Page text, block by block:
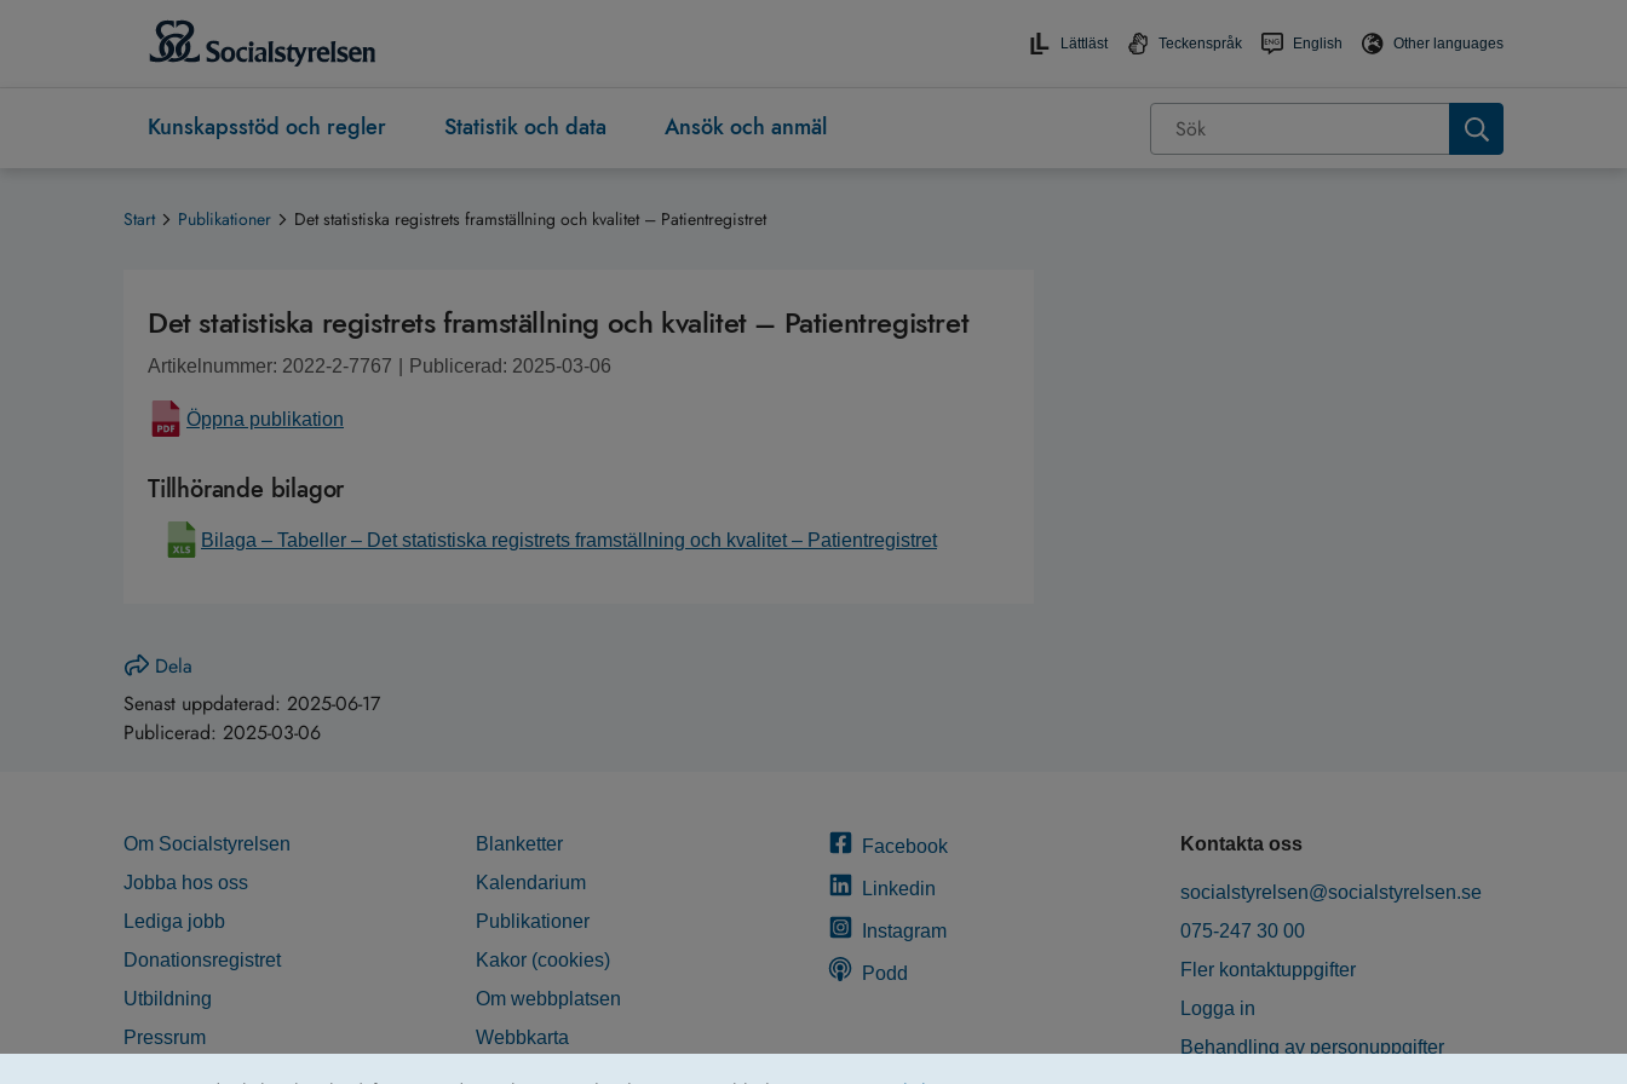
Lättläst Teckenspråk English Other languages
Kunskapsstöd och regler Statistik och data Ansök och anmäl
Start Publikationer Det statistiska registrets framställning och kvalitet – Patientregistret
Det statistiska registrets framställning och kvalitet – Patientregistret
Artikelnummer: 2022-2-7767 Publicerad: 2025-03-06
Öppna publikation
Tillhörande bilagor
Bilaga – Tabeller – Det statistiska registrets framställning och kvalitet – Patientregistret
Dela
Senast uppdaterad: 2025-06-17
Publicerad: 2025-03-06
Om Socialstyrelsen
Jobba hos oss
Lediga jobb
Donationsregistret
Utbildning
Pressrum
Blanketter
Kalendarium
Publikationer
Kakor (cookies)
Om webbplatsen
Webbkarta
Facebook
Linkedin
Instagram
Podd
Kontakta oss
socialstyrelsen@socialstyrelsen.se
075-247 30 00
Fler kontaktuppgifter
Logga in
Behandling av personuppgifter